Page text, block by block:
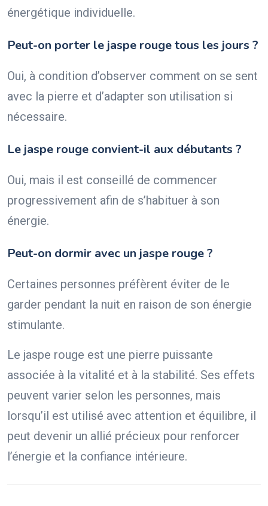
énergétique individuelle.
Peut-on porter le jaspe rouge tous les jours ?
Oui, à condition d’observer comment on se sent
avec la pierre et d’adapter son utilisation si
nécessaire.
Le jaspe rouge convient-il aux débutants ?
Oui, mais il est conseillé de commencer
progressivement afin de s’habituer à son
énergie.
Peut-on dormir avec un jaspe rouge ?
Certaines personnes préfèrent éviter de le
garder pendant la nuit en raison de son énergie
stimulante.
Le jaspe rouge est une pierre puissante
associée à la vitalité et à la stabilité. Ses effets
peuvent varier selon les personnes, mais
lorsqu’il est utilisé avec attention et équilibre, il
peut devenir un allié précieux pour renforcer
l’énergie et la confiance intérieure.